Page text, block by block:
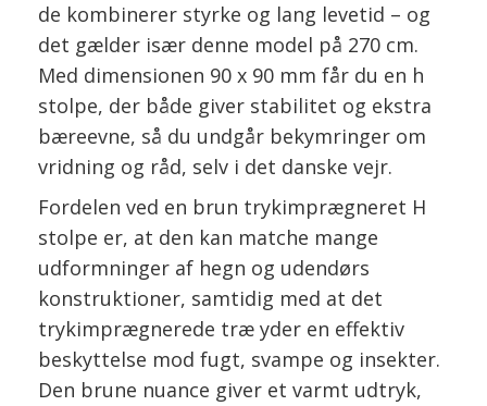
de kombinerer styrke og lang levetid – og
det gælder især denne model på 270 cm.
Med dimensionen 90 x 90 mm får du en h
stolpe, der både giver stabilitet og ekstra
bæreevne, så du undgår bekymringer om
vridning og råd, selv i det danske vejr.
Fordelen ved en brun trykimprægneret H
stolpe er, at den kan matche mange
udformninger af hegn og udendørs
konstruktioner, samtidig med at det
trykimprægnerede træ yder en effektiv
beskyttelse mod fugt, svampe og insekter.
Den brune nuance giver et varmt udtryk,